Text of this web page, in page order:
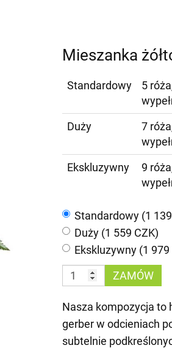
Mieszanka
Standardowy
5
Duży
7
Ekskluzywny
9
Standardowy (1
Duży (1 559 CZK)
Ekskluzywny (1 979
ZAMÓW
Nasza kompozycja to
gerber w odcieniach
subtelnie